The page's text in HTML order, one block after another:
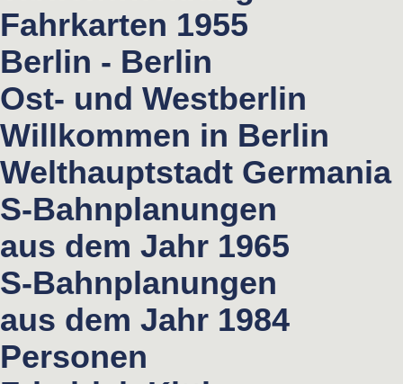
Fahrkarten 1955
Berlin - Berlin
Ost- und Westberlin
Willkommen in Berlin
Welthauptstadt Germania
S-Bahnplanungen
aus dem Jahr 1965
S-Bahnplanungen
aus dem Jahr 1984
Personen